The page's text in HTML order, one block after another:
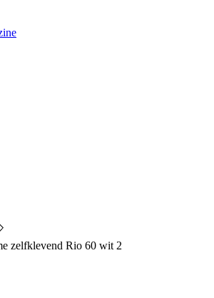
zelfklevend Rio 60 wit 2